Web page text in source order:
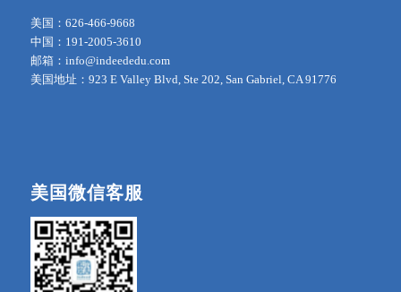
美国：626-466-9668
中国：191-2005-3610
邮箱：info@indeededu.com
美国地址：923 E Valley Blvd, Ste 202, San Gabriel, CA 91776
美国微信客服